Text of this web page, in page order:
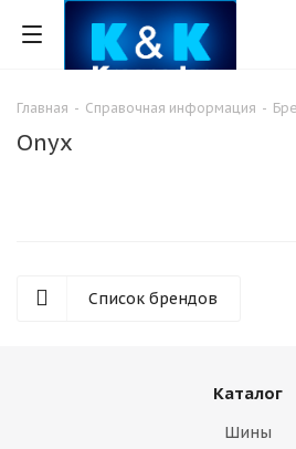
Главная - Справочная информация -
Onyx
Список брендов
Каталог
Шины